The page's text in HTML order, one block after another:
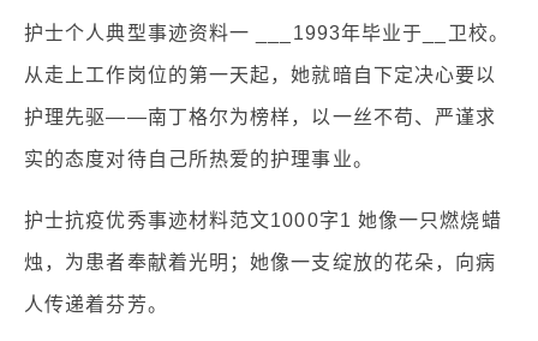
护士个人典型事迹资料一 ___1993年毕业于__卫校。
从走上工作岗位的第一天起，她就暗自下定决心要以
护理先驱——南丁格尔为榜样，以一丝不苟、严谨求
实的态度对待自己所热爱的护理事业。
护士抗疫优秀事迹材料范文1000字1 她像一只燃烧蜡
烛，为患者奉献着光明；她像一支绽放的花朵，向病
人传递着芬芳。